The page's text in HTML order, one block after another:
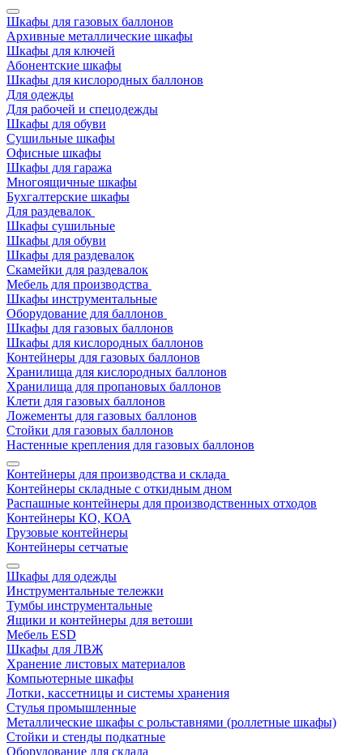
Шкафы для газовых баллонов
Архивные металлические шкафы
Шкафы для ключей
Абонентские шкафы
Шкафы для кислородных баллонов
Для одежды
Для рабочей и спецодежды
Шкафы для обуви
Сушильные шкафы
Офисные шкафы
Шкафы для гаража
Многоящичные шкафы
Бухгалтерские шкафы
Для раздевалок
Шкафы сушильные
Шкафы для обуви
Шкафы для раздевалок
Скамейки для раздевалок
Мебель для производства
Шкафы инструментальные
Оборудование для баллонов
Шкафы для газовых баллонов
Шкафы для кислородных баллонов
Контейнеры для газовых баллонов
Хранилища для кислородных баллонов
Хранилища для пропановых баллонов
Клети для газовых баллонов
Ложементы для газовых баллонов
Стойки для газовых баллонов
Настенные крепления для газовых баллонов
Контейнеры для производства и склада
Контейнеры складные с откидным дном
Распашные контейнеры для производственных отходов
Контейнеры КО, КОА
Грузовые контейнеры
Контейнеры сетчатые
Шкафы для одежды
Инструментальные тележки
Тумбы инструментальные
Ящики и контейнеры для ветоши
Мебель ESD
Шкафы для ЛВЖ
Хранение листовых материалов
Компьютерные шкафы
Лотки, кассетницы и системы хранения
Стулья промышленные
Металлические шкафы с рольставнями (роллетные шкафы)
Стойки и стенды подкатные
Оборудование для склада